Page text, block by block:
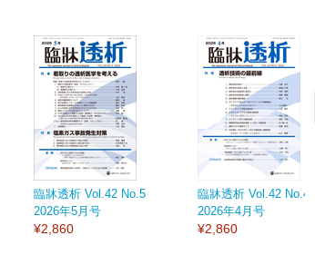
臨牀透析 Vol.42 No.5
2026年5月号
¥2,860
臨牀透析 Vol.42 No.4
2026年4月号
¥2,860